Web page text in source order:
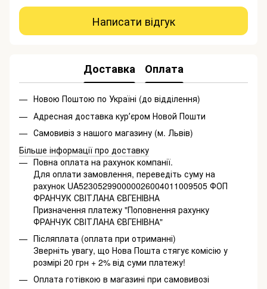
Написати відгук
Доставка Оплата
Новою Поштою по Україні (до відділення)
Адресная доставка курʼєром Новой Пошти
Самовивіз з нашого магазину (м. Львів)
Більше інформації про доставку
Повна оплата на рахунок компанії.
Для оплати замовлення, переведіть суму на
рахунок UA523052990000026004011009505 ФОП
ФРАНЧУК СВІТЛАНА ЄВГЕНІВНА
Призначення платежу "Поповнення рахунку
ФРАНЧУК СВІТЛАНА ЄВГЕНІВНА"
Післяплата (оплата при отриманні)
Зверніть увагу, що Нова Пошта стягує комісію у
розмірі 20 грн + 2% від суми платежу!
Оплата готівкою в магазині при самовивозі